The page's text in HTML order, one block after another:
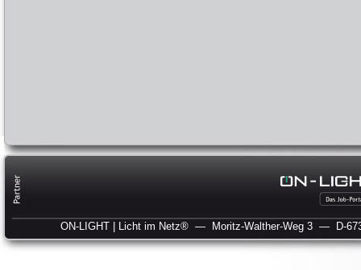
ON-LIGHT | Licht im Netz® — Moritz-Walther-Weg 3 — D-